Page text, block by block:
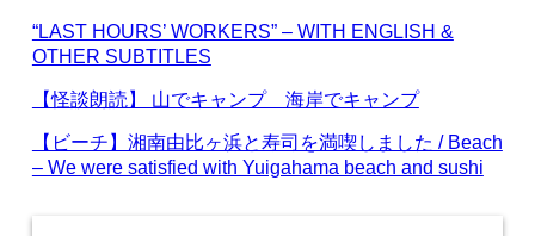
“LAST HOURS’ WORKERS” – WITH ENGLISH &
OTHER SUBTITLES
【怪談朗読】 山でキャンプ 海岸でキャンプ
【ビーチ】湘南由比ヶ浜と寿司を満喫しました / Beach
– We were satisfied with Yuigahama beach and sushi